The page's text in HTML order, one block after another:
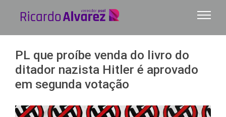
conteúdo
PL que proíbe venda do livro do
ditador nazista Hitler é aprovado
em segunda votação
View